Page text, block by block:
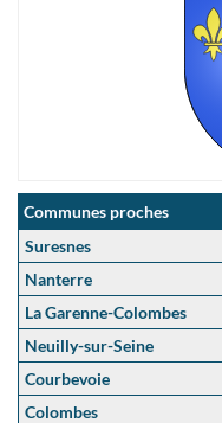
Communes proches
Suresnes
Nanterre
La Garenne-Colombes
Neuilly-sur-Seine
Courbevoie
Colombes